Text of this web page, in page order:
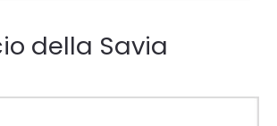
della Savia